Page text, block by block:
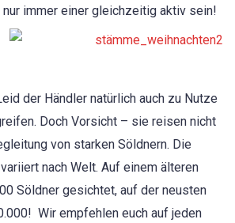
nur immer einer gleichzeitig aktiv sein!
der Händler natürlich auch zu Nutze
Doch Vorsicht – sie reisen nicht
von starken Söldnern. Die
nach Welt. Auf einem älteren
Söldner gesichtet, auf der neusten
Wir empfehlen euch auf jeden